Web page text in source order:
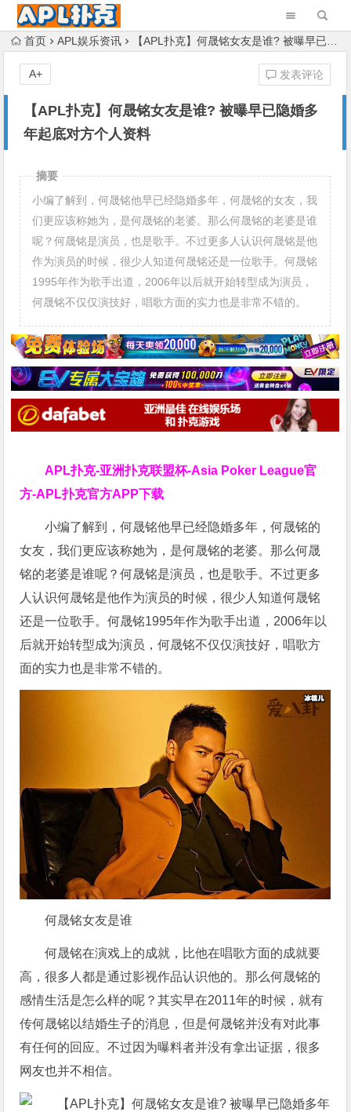
首页 APL娱乐资讯 【APL扑克】何晟铭女友是谁? 被曝早已隐婚多年起底对方个人资料
【APL扑克】何晟铭女友是谁? 被曝早已隐婚多
年起底对方个人资料
发表评论
A+
摘要
小编了解到，何晟铭他早已经隐婚多年，何晟铭的女友，我
们更应该称她为，是何晟铭的老婆。那么何晟铭的老婆是谁
呢？何晟铭是演员，也是歌手。不过更多人认识何晟铭是他
作为演员的时候，很少人知道何晟铭还是一位歌手。何晟铭
1995年作为歌手出道，2006年以后就开始转型成为演员，
何晟铭不仅仅演技好，唱歌方面的实力也是非常不错的。
APL扑克-亚洲扑克联盟杯-Asia Poker League官
方-APL扑克官方APP下载
小编了解到，何晟铭他早已经隐婚多年，何晟铭的
女友，我们更应该称她为，是何晟铭的老婆。那么何晟
铭的老婆是谁呢？何晟铭是演员，也是歌手。不过更多
人认识何晟铭是他作为演员的时候，很少人知道何晟铭
还是一位歌手。何晟铭1995年作为歌手出道，2006年以
后就开始转型成为演员，何晟铭不仅仅演技好，唱歌方
面的实力也是非常不错的。
何晟铭女友是谁
何晟铭在演戏上的成就，比他在唱歌方面的成就要
高，很多人都是通过影视作品认识他的。那么何晟铭的
感情生活是怎么样的呢？其实早在2011年的时候，就有
传何晟铭以结婚生子的消息，但是何晟铭并没有对此事
有任何的回应。不过因为曝料者并没有拿出证据，很多
网友也并不相信。